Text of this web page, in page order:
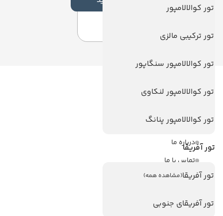
تور کوالالامپور
تور ترکیبی مالزی
تور کوالالامپور سنگاپور
تور کوالالامپور لنکاوی
تور کوالالامپور پنانگ
تور آفریقا
تور آفریقا(مشاهده همه)
تور آفریقای جنوبی
لینک های مفید
ویزا کانادا
درباره ما
تماس با ما
مجله گردشگری
هتل های پر بازدید